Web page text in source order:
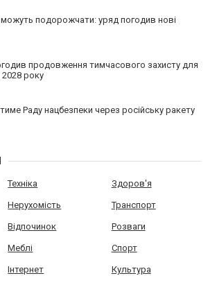
подорожчати: уряд погодив нові
продовження тимчасового захисту для
2028 року
Раду нацбезпеки через російську ракету
Техніка Здоров'я
Нерухомість Транспорт
Відпочинок Розваги
Меблі Спорт
Інтернет Культура